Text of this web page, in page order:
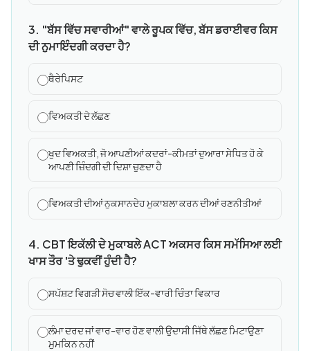
3. "ਬੱਸ ਵਿੱਚ ਸਵਾਰੀਆਂ" ਵਾਲੇ ਰੂਪਕ ਵਿੱਚ, ਬੱਸ ਡਰਾਈਵਰ ਕਿਸ
ਦੀ ਨੁਮਾਇੰਦਗੀ ਕਰਦਾ ਹੈ?
ਥੈਰੇਪਿਸਟ
ਵਿਅਕਤੀ ਦੇ ਲੱਛਣ
ਖੁਦ ਵਿਅਕਤੀ, ਜੋ ਆਪਣੀਆਂ ਕਦਰਾਂ-ਕੀਮਤਾਂ ਦੁਆਰਾ ਸੇਧਿਤ ਹੋ ਕੇ
ਆਪਣੀ ਜ਼ਿੰਦਗੀ ਦੀ ਦਿਸ਼ਾ ਚੁਣਦਾ ਹੈ
ਵਿਅਕਤੀ ਦੀਆਂ ਨੁਕਸਾਨਦੇਹ ਮੁਕਾਬਲਾ ਕਰਨ ਦੀਆਂ ਰਣਨੀਤੀਆਂ
4. CBT ਇਕੱਲੀ ਦੇ ਮੁਕਾਬਲੇ ACT ਅਕਸਰ ਕਿਸ ਸਮੱਸਿਆ ਲਈ
ਖਾਸ ਤੌਰ 'ਤੇ ਢੁਕਵੀਂ ਹੁੰਦੀ ਹੈ?
ਸਪੱਸ਼ਟ ਵਿਗੜੀ ਸੋਚ ਵਾਲੀ ਇੱਕ-ਵਾਰੀ ਚਿੰਤਾ ਵਿਕਾਰ
ਲੰਮਾ ਦਰਦ ਜਾਂ ਵਾਰ-ਵਾਰ ਹੋਣ ਵਾਲੀ ਉਦਾਸੀ ਜਿੱਥੇ ਲੱਛਣ ਮਿਟਾਉਣਾ
ਮੁਮਕਿਨ ਨਹੀਂ